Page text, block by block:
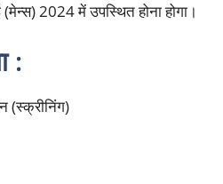
2024 में उपस्थित होना होगा।
:
(स्क्रीनिंग)